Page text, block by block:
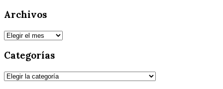
Archivos
Archivos
Categorías
Categorías